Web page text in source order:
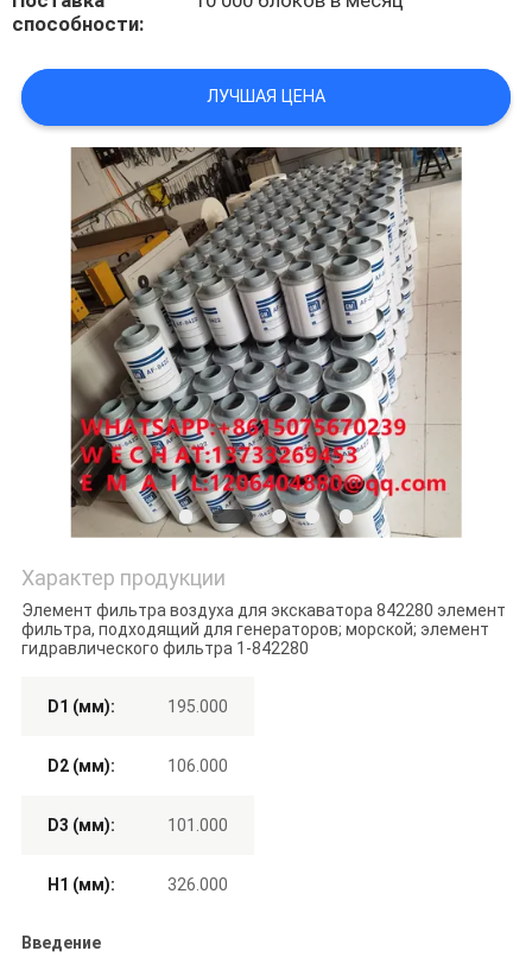
PRIVACY
POLICY
способности:
ЛУЧШАЯ ЦЕНА
Характер продукции
Элемент фильтра воздуха для экскаватора 842280 элемент
фильтра, подходящий для генераторов; морской; элемент
гидравлического фильтра 1-842280
D1 (мм): 195.000
D2 (мм): 106.000
D3 (мм): 101.000
H1 (мм): 326.000
Введение